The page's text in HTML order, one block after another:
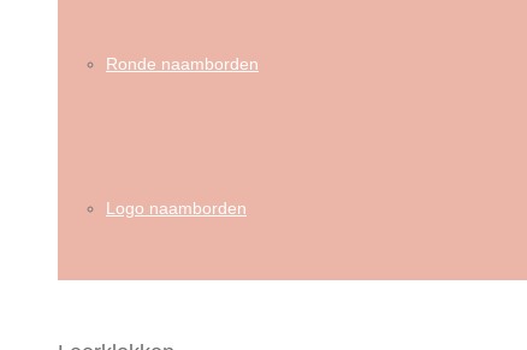
Ronde naamborden
Logo naamborden